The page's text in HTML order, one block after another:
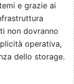
e grazie ai
non dovranno
operativa,
dello storage.